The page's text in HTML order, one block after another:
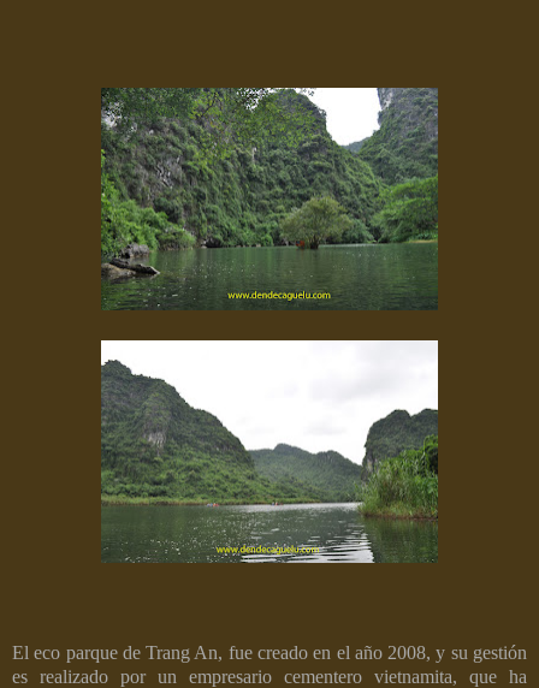
El eco parque de Trang An, fue creado en el año 2008, y su gestión
es realizado por un empresario cementero vietnamita, que ha